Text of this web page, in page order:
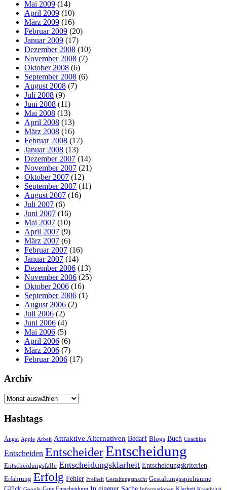
Mai 2009 (14)
April 2009 (10)
März 2009 (16)
Februar 2009 (20)
Januar 2009 (17)
Dezember 2008 (10)
November 2008 (7)
Oktober 2008 (6)
September 2008 (6)
August 2008 (7)
Juli 2008 (9)
Juni 2008 (11)
Mai 2008 (13)
April 2008 (13)
März 2008 (16)
Februar 2008 (17)
Januar 2008 (13)
Dezember 2007 (14)
November 2007 (21)
Oktober 2007 (12)
September 2007 (11)
August 2007 (16)
Juli 2007 (6)
Juni 2007 (16)
Mai 2007 (10)
April 2007 (9)
März 2007 (6)
Februar 2007 (16)
Januar 2007 (14)
Dezember 2006 (13)
November 2006 (25)
Oktober 2006 (16)
September 2006 (1)
August 2006 (2)
Juli 2006 (2)
Juni 2006 (4)
Mai 2006 (5)
April 2006 (6)
März 2006 (7)
Februar 2006 (17)
Archiv
Archiv
Hashtags
Angst Apple Arbeit Attraktive Alternativen Bedarf Blogs Buch Coaching
Entscheiden EntscheiderEntscheidung
Entscheidungsfalle Entscheidungsklarheit Entscheidungskriterien
Erfahrung Erfolg Fehler Freiheit Gestaltungsmacht Gestaltungsspielräume
Glück